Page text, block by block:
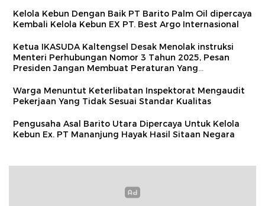
Kelola Kebun Dengan Baik PT Barito Palm Oil dipercaya
Kembali Kelola Kebun EX PT. Best Argo Internasional
Ketua IKASUDA Kaltengsel Desak Menolak instruksi
Menteri Perhubungan Nomor 3 Tahun 2025, Pesan
Presiden Jangan Membuat Peraturan Yang
Warga Menuntut Keterlibatan Inspektorat Mengaudit
Pekerjaan Yang Tidak Sesuai Standar Kualitas
Pengusaha Asal Barito Utara Dipercaya Untuk Kelola
Kebun Ex. PT Mananjung Hayak Hasil Sitaan Negara